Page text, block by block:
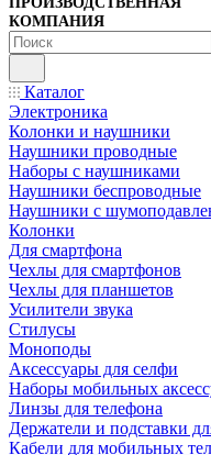
КОМПАНИЯ
Каталог
Электроника
Колонки и наушники
Наушники проводные
Наборы с наушниками
Наушники беспроводные
Наушники с
Колонки
Для смартфона
Чехлы для смартфонов
Чехлы для планшетов
Усилители звука
Стилусы
Моноподы
Аксессуары для селфи
Наборы мобильных
Линзы для телефона
Держатели и подставки
Кабели для мобильных